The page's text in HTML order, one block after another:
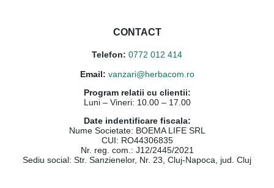
CONTACT
Telefon: 0772 012 414
Email: vanzari@herbacom.ro
Program relatii cu clientii:
Luni – Vineri: 10.00 – 17.00
Date indentificare fiscala:
Nume Societate: BOEMA LIFE SRL
CUI: RO44306835
Nr. reg. com.: J12/2445/2021
Sediu social: Str. Sanzienelor, Nr. 23, Cluj-Napoca, jud. Cluj